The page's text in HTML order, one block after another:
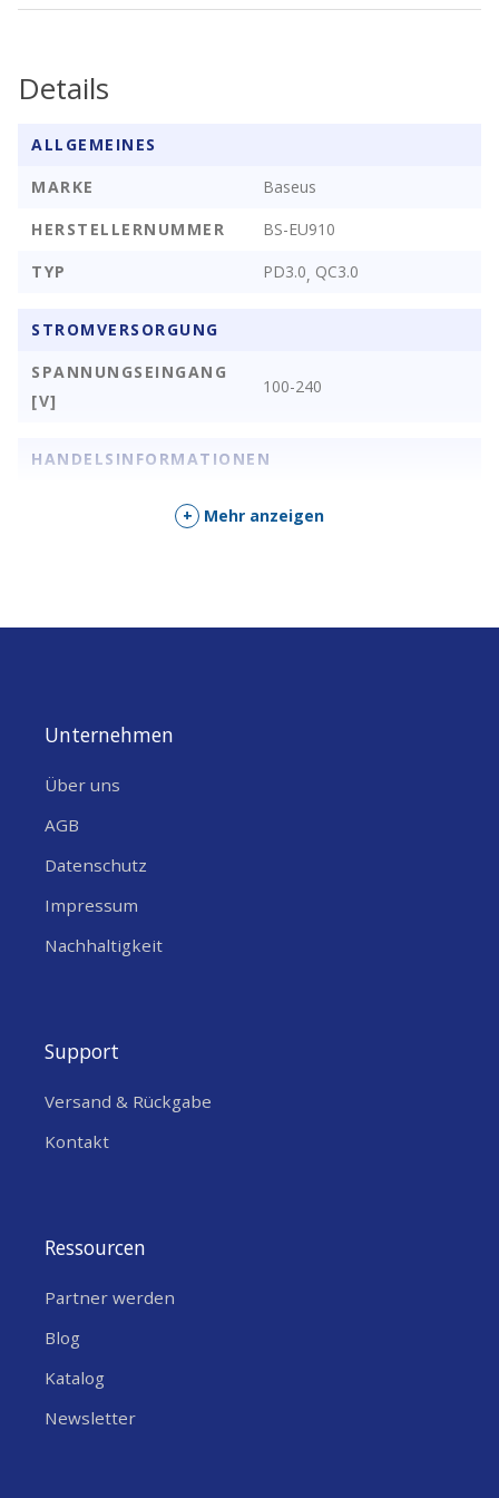
Details
ALLGEMEINES
MARKE
Baseus
HERSTELLERNUMMER
BS-EU910
TYP
PD3.0, QC3.0
STROMVERSORGUNG
SPANNUNGSEINGANG
[V]
100-240
HANDELSINFORMATIONEN
[V]
+ Mehr anzeigen
Unternehmen
Über uns
AGB
Datenschutz
Impressum
Nachhaltigkeit
Support
Versand & Rückgabe
Kontakt
Ressourcen
Partner werden
Blog
Katalog
Newsletter